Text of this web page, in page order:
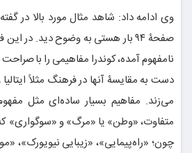
وی ادامه داد: شاهد مثال مورد بالا در
صفحۀ ۹۴ بار هستی به وضوح دید. در
نامفهوم آمده، کوندرا مفاهیمی را با
دست به مقایسۀ آنها در فرهنگ مثلاً
می‌زند. مفاهیم بسیار ساده‌ای مثل
متفاوت، «وطن» یا «مرگ» و «سوگواری» که
چون؛ «راه‌پیمایی»، «زیبایی نیویورک»،